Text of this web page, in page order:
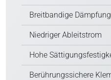
Breitbandige Dämpfung
Niedriger Ableitstrom
Hohe
Berührungssichere